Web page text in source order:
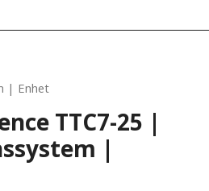
| Enhet
TTC7-25 |
|